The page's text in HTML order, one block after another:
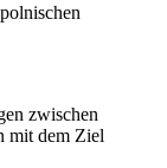
zwischen
mit dem Ziel